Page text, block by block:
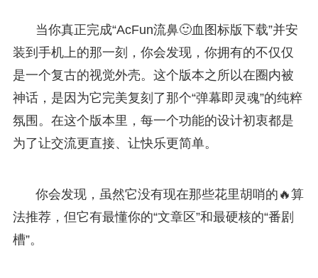
当你真正完成“AcFun流鼻🙂血图标版下载”并安
装到手机上的那一刻，你会发现，你拥有的不仅仅
是一个复古的视觉外壳。这个版本之所以在圈内被
神话，是因为它完美复刻了那个“弹幕即灵魂”的纯粹
氛围。在这个版本里，每一个功能的设计初衷都是
为了让交流更直接、让快乐更简单。
你会发现，虽然它没有现在那些花里胡哨的🔥算
法推荐，但它有最懂你的“文章区”和最硬核的“番剧
槽”。